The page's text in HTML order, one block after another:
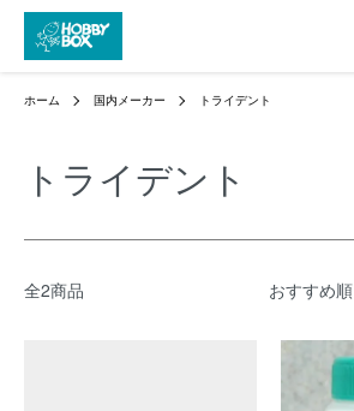
ホーム 国内メーカー トライデント
トライデント
全2商品 おすすめ順